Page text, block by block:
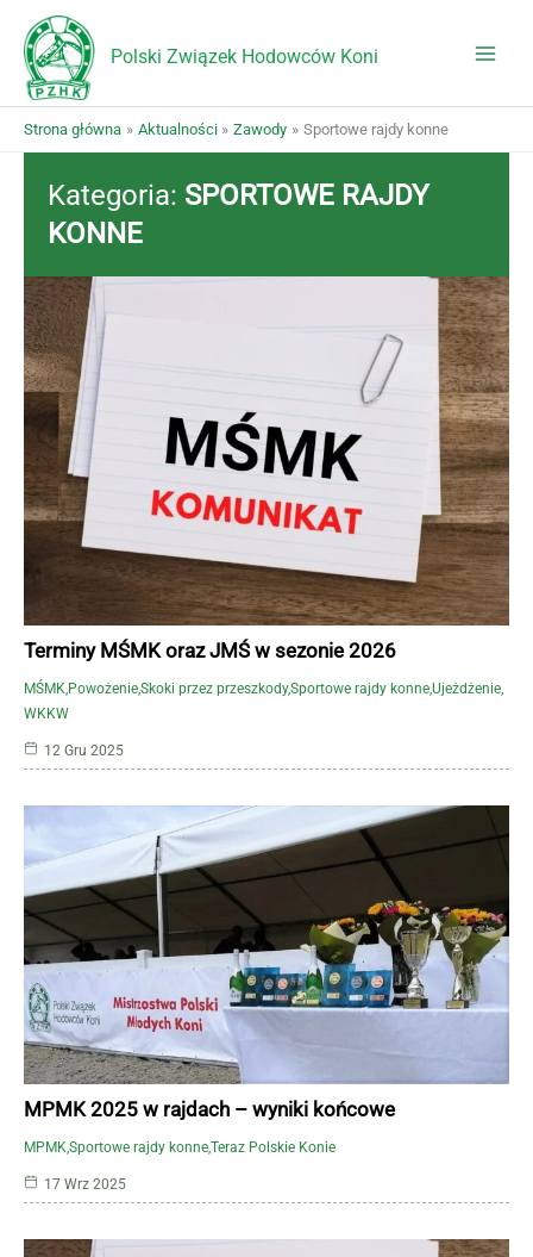
treści
Polski Związek Hodowców Koni
Strona główna Aktualności Zawody Sportowe rajdy konne
Kategoria: SPORTOWE RAJDY
KONNE
MŚMK PowożenieSkoki przez przeszkodySportowe rajdy konneUjeżdżenie
WKKW
Terminy MŚMK oraz JMŚ w sezonie 2026
12 Gru 2025
MPMK Sportowe rajdy konneTeraz Polskie Konie
MPMK 2025 w rajdach – wyniki końcowe
17 Wrz 2025